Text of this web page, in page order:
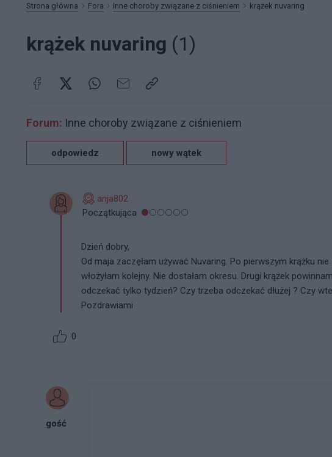
Strona główna Fora Inne choroby związane z ciśnieniem krążek nuvaring
krążek nuvaring (1)
Forum: Inne choroby związane z ciśnieniem
odpowiedz nowy wątek
anja802
Początkująca
Dzień dobry,
Od maja zaczęłam używać Nuvaring. Po pierwszym krążku
włożyłam kolejny. Nie dostałam okresu. Drugi krążek
odczekać tylko tydzień? Czy trzeba odczekać dłużej ? Czy
Pozdrawiami
0
gość